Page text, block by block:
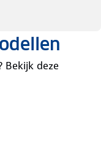
Bekijk deze